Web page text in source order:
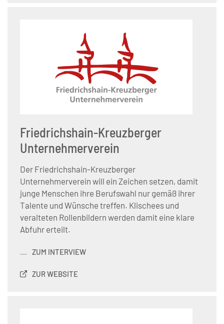
Friedrichshain-Kreuzberger
Unternehmerverein
Der Friedrichshain-Kreuzberger
Unternehmerverein will ein Zeichen setzen, damit
junge Menschen ihre Berufswahl nur gemäß ihrer
Talente und Wünsche treffen. Klischees und
veralteten Rollenbildern werden damit eine klare
Abfuhr erteilt.
ZUM INTERVIEW
ZUR WEBSITE